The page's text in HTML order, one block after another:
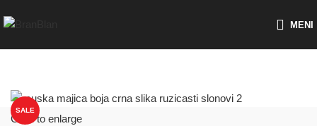
MENI
SALE
Click to enlarge
Besplatna dostava za porudžbine preko